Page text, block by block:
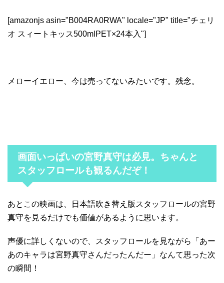
[amazonjs asin="B004RA0RWA" locale="JP" title="チェリ
オ スィートキッス500mlPET×24本入"]
メローイエロー、今は売ってないみたいです。残念。
画面いっぱいの宮野真守は必見。ちゃんと
スタッフロールも観るんだぞ！
あとこの映画は、日本語吹き替え版スタッフロールの宮野
真守を見るだけでも価値があるように思います。
声優に詳しくないので、スタッフロールを見ながら「あー
あのキャラは宮野真守さんだったんだー」なんて思った次
の瞬間！